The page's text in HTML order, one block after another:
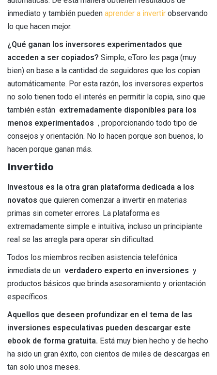
inmediato y también pueden aprender a invertir observando
lo que hacen mejor.
¿Qué ganan los inversores experimentados que
acceden a ser copiados? Simple, eToro les paga (muy
bien) en base a la cantidad de seguidores que los copian
automáticamente. Por esta razón, los inversores expertos
no solo tienen todo el interés en permitir la copia, sino que
también están extremadamente disponibles para los
menos experimentados , proporcionando todo tipo de
consejos y orientación. No lo hacen porque son buenos, lo
hacen porque ganan más.
Invertido
Investous es la otra gran plataforma dedicada a los
novatos que quieren comenzar a invertir en materias
primas sin cometer errores. La plataforma es
extremadamente simple e intuitiva, incluso un principiante
real se las arregla para operar sin dificultad.
Todos los miembros reciben asistencia telefónica
inmediata de un verdadero experto en inversiones y
productos básicos que brinda asesoramiento y orientación
específicos.
Aquellos que deseen profundizar en el tema de las
inversiones especulativas pueden descargar este
ebook de forma gratuita. Está muy bien hecho y de hecho
ha sido un gran éxito, con cientos de miles de descargas en
tan solo unos meses.